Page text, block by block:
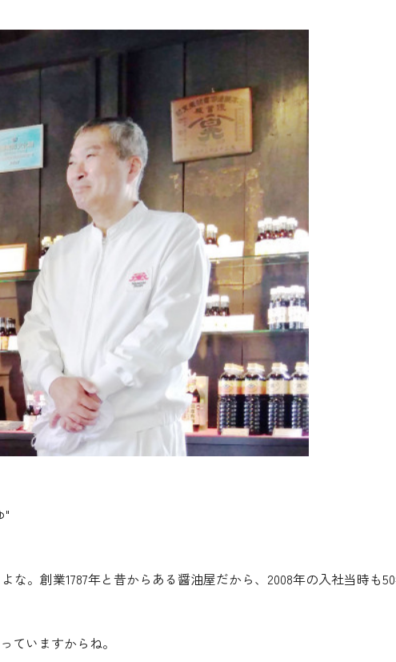
"
。創業1787年と昔からある醤油屋だから、2008年の入社当時も
ていますからね。